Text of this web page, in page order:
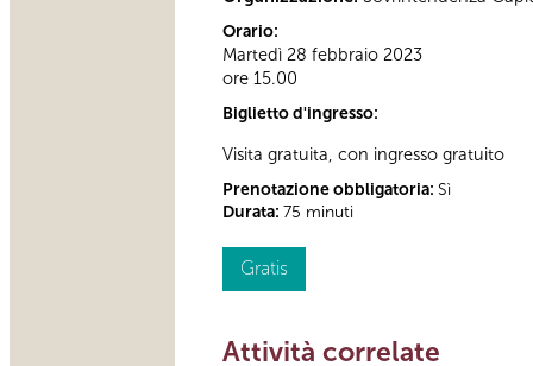
Orario:
Martedì 28 febbraio 2023
ore 15.00
Biglietto d'ingresso:
Visita gratuita, con ingresso gratuito
Prenotazione obbligatoria: Sì
Durata: 75 minuti
Gratis
Attività correlate